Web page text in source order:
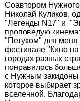
Соавтором
Николай Куликов,
"Легенды N17" и
проповедую
"Петухом" для меня
фестивале "Кино
городах разных
понравилось
с Нужным закидоны
которое выбирает
вселенной.